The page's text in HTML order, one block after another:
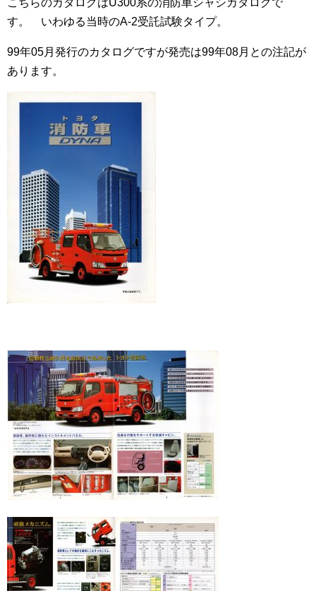
こちらのカタログはU300系の消防車シャシカタログで
す。 いわゆる当時のA-2受託試験タイプ。
99年05月発行のカタログですが発売は99年08月との注記が
あります。